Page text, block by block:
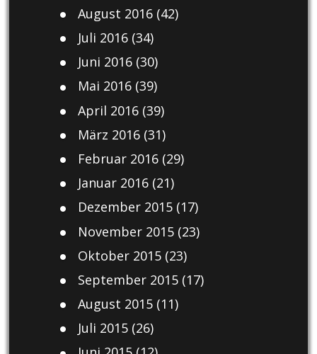
August 2016(42)
Juli 2016(34)
Juni 2016(30)
Mai 2016(39)
April 2016(39)
März 2016(31)
Februar 2016(29)
Januar 2016(21)
Dezember 2015(17)
November 2015(23)
Oktober 2015(23)
September 2015(17)
August 2015(11)
Juli 2015(26)